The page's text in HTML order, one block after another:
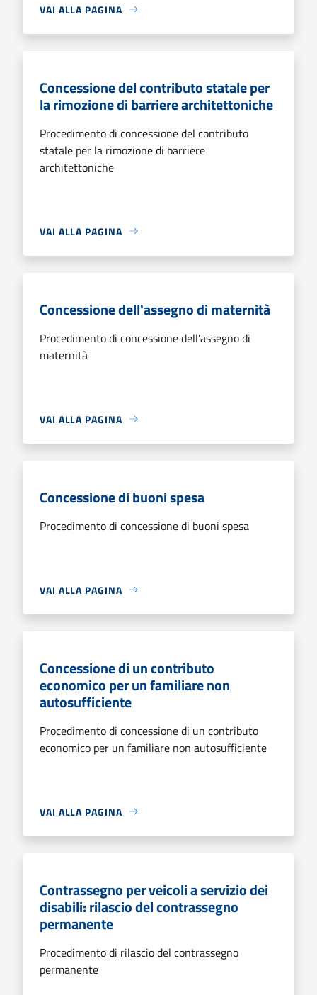
VAI ALLA PAGINA
Concessione del contributo statale per
la rimozione di barriere architettoniche
Procedimento di concessione del contributo
statale per la rimozione di barriere
architettoniche
VAI ALLA PAGINA
Concessione dell'assegno di maternità
Procedimento di concessione dell'assegno di
maternità
VAI ALLA PAGINA
Concessione di buoni spesa
Procedimento di concessione di buoni spesa
VAI ALLA PAGINA
Concessione di un contributo
economico per un familiare non
autosufficiente
Procedimento di concessione di un contributo
economico per un familiare non autosufficiente
VAI ALLA PAGINA
Contrassegno per veicoli a servizio dei
disabili: rilascio del contrassegno
permanente
Procedimento di rilascio del contrassegno
permanente